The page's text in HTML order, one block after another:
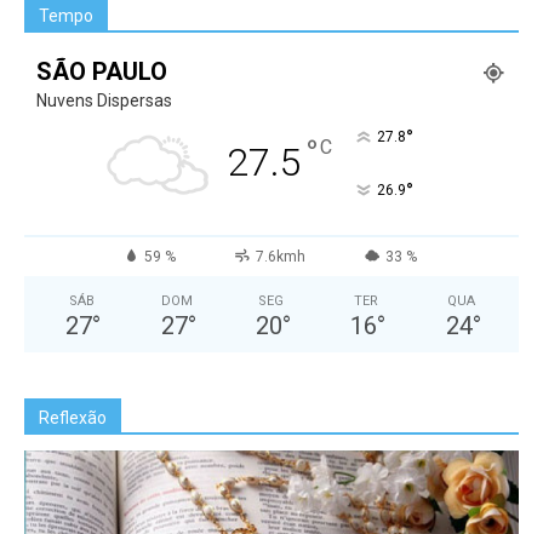
Tempo
SÃO PAULO
Nuvens Dispersas
27.5 °C 27.8°
26.9°
59 % 7.6kmh 33 %
SÁB
27°
DOM
27°
SEG
20°
TER
16°
QUA
24°
Reflexão